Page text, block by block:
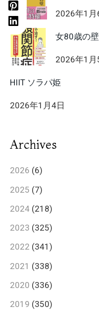
2026年1月
女80歳の
2026年1月
HIIT ソラパ姫
2026年1月4日
Archives
2026 (6)
2025 (7)
2024 (218)
2023 (325)
2022 (341)
2021 (338)
2020 (336)
2019 (350)